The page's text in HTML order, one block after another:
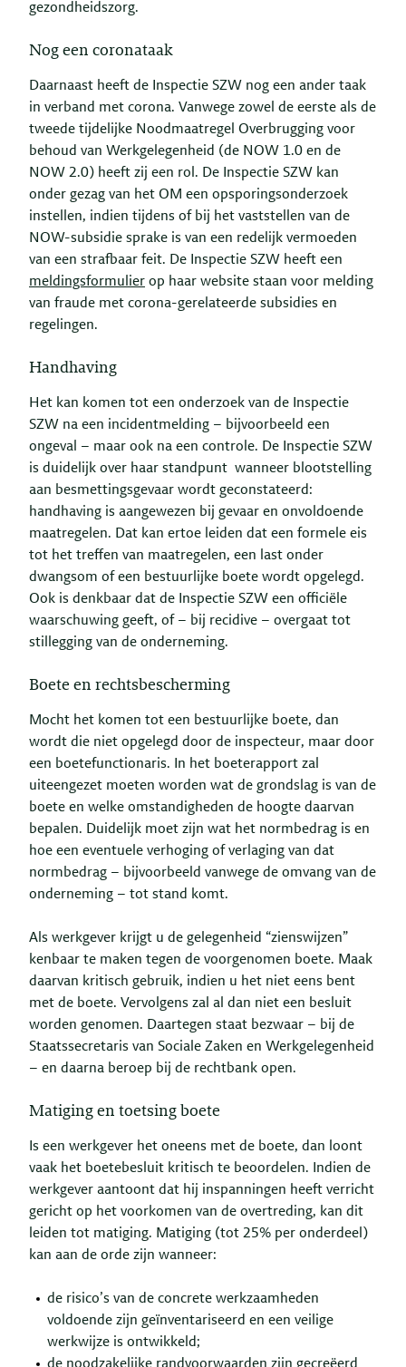
gezondheidszorg.
Nog een coronataak
Daarnaast heeft de Inspectie SZW nog een ander taak
in verband met corona. Vanwege zowel de eerste als de
tweede tijdelijke Noodmaatregel Overbrugging voor
behoud van Werkgelegenheid (de NOW 1.0 en de
NOW 2.0) heeft zij een rol. De Inspectie SZW kan
onder gezag van het OM een opsporingsonderzoek
instellen, indien tijdens of bij het vaststellen van de
NOW-subsidie sprake is van een redelijk vermoeden
van een strafbaar feit. De Inspectie SZW heeft een
meldingsformulier op haar website staan voor melding
van fraude met corona-gerelateerde subsidies en
regelingen.
Handhaving
Het kan komen tot een onderzoek van de Inspectie
SZW na een incidentmelding – bijvoorbeeld een
ongeval – maar ook na een controle. De Inspectie SZW
is duidelijk over haar standpunt wanneer blootstelling
aan besmettingsgevaar wordt geconstateerd:
handhaving is aangewezen bij gevaar en onvoldoende
maatregelen. Dat kan ertoe leiden dat een formele eis
tot het treffen van maatregelen, een last onder
dwangsom of een bestuurlijke boete wordt opgelegd.
Ook is denkbaar dat de Inspectie SZW een officiële
waarschuwing geeft, of – bij recidive – overgaat tot
stillegging van de onderneming.
Boete en rechtsbescherming
Mocht het komen tot een bestuurlijke boete, dan
wordt die niet opgelegd door de inspecteur, maar door
een boetefunctionaris. In het boeterapport zal
uiteengezet moeten worden wat de grondslag is van de
boete en welke omstandigheden de hoogte daarvan
bepalen. Duidelijk moet zijn wat het normbedrag is en
hoe een eventuele verhoging of verlaging van dat
normbedrag – bijvoorbeeld vanwege de omvang van de
onderneming – tot stand komt.
Als werkgever krijgt u de gelegenheid “zienswijzen”
kenbaar te maken tegen de voorgenomen boete. Maak
daarvan kritisch gebruik, indien u het niet eens bent
met de boete. Vervolgens zal al dan niet een besluit
worden genomen. Daartegen staat bezwaar – bij de
Staatssecretaris van Sociale Zaken en Werkgelegenheid
– en daarna beroep bij de rechtbank open.
Matiging en toetsing boete
Is een werkgever het oneens met de boete, dan loont
vaak het boetebesluit kritisch te beoordelen. Indien de
werkgever aantoont dat hij inspanningen heeft verricht
gericht op het voorkomen van de overtreding, kan dit
leiden tot matiging. Matiging (tot 25% per onderdeel)
kan aan de orde zijn wanneer:
de risico’s van de concrete werkzaamheden
voldoende zijn geïnventariseerd en een veilige
werkwijze is ontwikkeld;